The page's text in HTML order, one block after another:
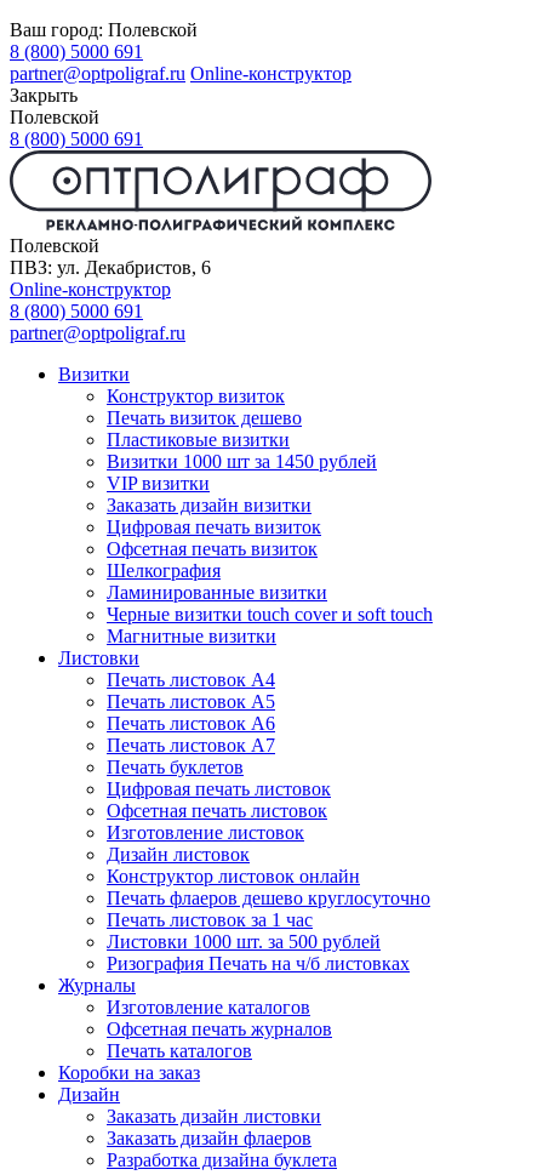
Ваш город: Полевской
8 (800) 5000 691
partner@optpoligraf.ru Online-конструктор
Закрыть
Полевской
8 (800) 5000 691
Полевской
ПВЗ: ул. Декабристов, 6
Online-конструктор
8 (800) 5000 691
partner@optpoligraf.ru
Визитки
Конструктор визиток
Печать визиток дешево
Пластиковые визитки
Визитки 1000 шт за 1450 рублей
VIP визитки
Заказать дизайн визитки
Цифровая печать визиток
Офсетная печать визиток
Шелкография
Ламинированные визитки
Черные визитки touch cover и soft touch
Магнитные визитки
Листовки
Печать листовок А4
Печать листовок А5
Печать листовок А6
Печать листовок А7
Печать буклетов
Цифровая печать листовок
Офсетная печать листовок
Изготовление листовок
Дизайн листовок
Конструктор листовок онлайн
Печать флаеров дешево круглосуточно
Печать листовок за 1 час
Листовки 1000 шт. за 500 рублей
Ризография Печать на ч/б листовках
Журналы
Изготовление каталогов
Офсетная печать журналов
Печать каталогов
Коробки на заказ
Дизайн
Заказать дизайн листовки
Заказать дизайн флаеров
Разработка дизайна буклета